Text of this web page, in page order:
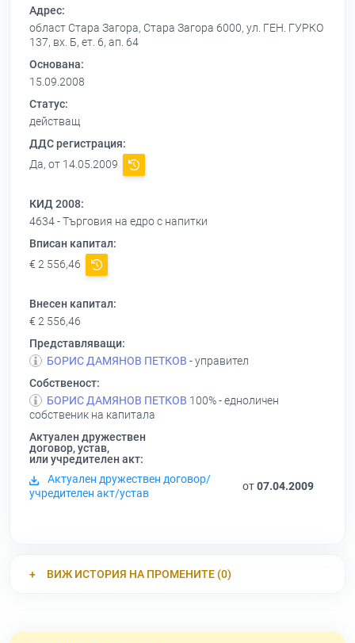
Адрес:
област Стара Загора, Стара Загора 6000, ул. ГЕН. ГУРКО
137, вх. Б, ет. 6, ап. 64
Основана:
15.09.2008
Статус:
действащ
ДДС регистрация:
Да, от 14.05.2009
КИД 2008:
4634 - Търговия на едро с напитки
Вписан капитал:
€ 2 556,46
Внесен капитал:
€ 2 556,46
Представляващи:
БОРИС ДАМЯНОВ ПЕТКОВ - управител
Собственост:
БОРИС ДАМЯНОВ ПЕТКОВ 100% - едноличен
собственик на капитала
Актуален дружествен
договор, устав,
или учредителен акт:
Актуален дружествен договор/
учредителен акт/устав
от07.04.2009
ВИЖ ИСТОРИЯ НА ПРОМЕНИТЕ (0)